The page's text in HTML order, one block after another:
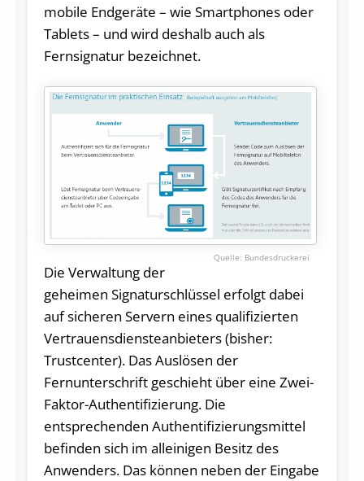
mobile Endgeräte – wie Smartphones oder
Tablets – und wird deshalb auch als
Fernsignatur bezeichnet.
Bundesdruckerei
Die Verwaltung der
geheimen Signaturschlüssel erfolgt dabei
auf sicheren Servern eines qualifizierten
Vertrauensdiensteanbieters (bisher:
Trustcenter). Das Auslösen der
Fernunterschrift geschieht über eine Zwei-
Faktor-Authentifizierung. Die
entsprechenden Authentifizierungsmittel
befinden sich im alleinigen Besitz des
Anwenders. Das können neben der Eingabe